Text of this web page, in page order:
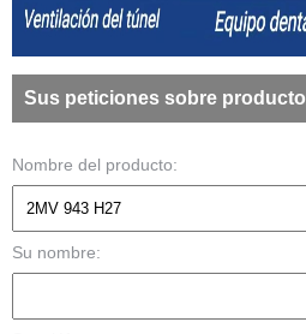
Sus peticiones sobre producto
Nombre del producto:
Su nombre: